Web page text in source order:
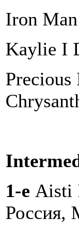
Iron
Kaylie I
1-е Aisti
Россия,